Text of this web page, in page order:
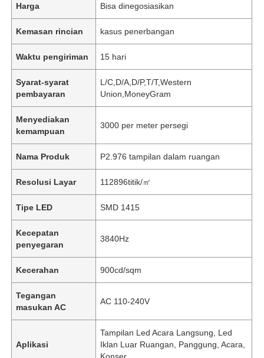
Harga Bisa dinegosiasikan
Kemasan rincian kasus penerbangan
Waktu pengiriman 15 hari
Syarat-syarat
pembayaran
L/C,D/A,D/P,T/T,Western
Union,MoneyGram
Menyediakan
kemampuan
3000 per meter persegi
Nama Produk P2.976 tampilan dalam ruangan
Resolusi Layar 112896titik/㎡
Tipe LED SMD 1415
Kecepatan
penyegaran
3840Hz
Kecerahan 900cd/sqm
Tegangan
masukan AC
AC 110-240V
Aplikasi
Tampilan Led Acara Langsung, Led
Iklan Luar Ruangan, Panggung, Acara,
Konser